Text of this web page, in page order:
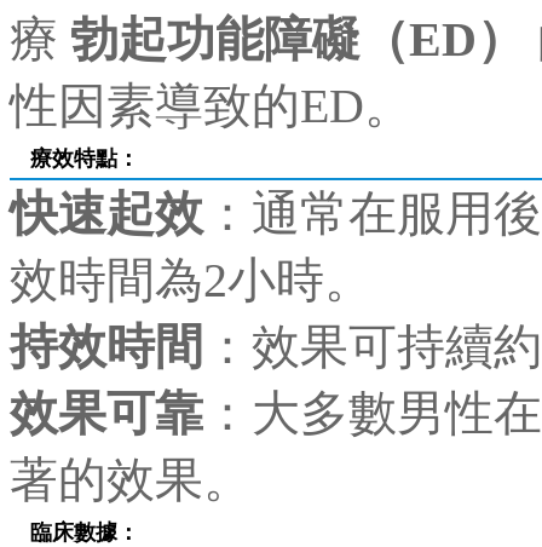
療 勃起功能障礙（ED）
性因素導致的ED。
療效特點：
快速起效 ：通常在服用
效時間為2小時。
持效時間 ：效果可持續
效果可靠 ：大多數男性
著的效果。
臨床數據：